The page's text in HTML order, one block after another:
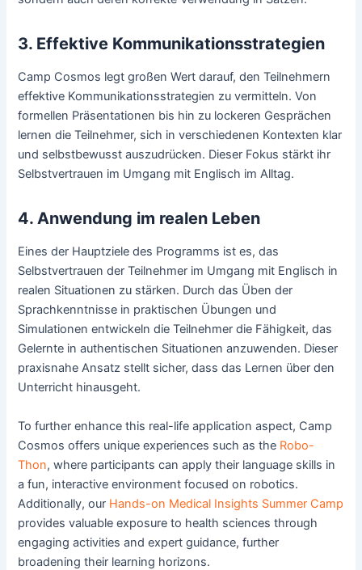
3. Effektive Kommunikationsstrategien
Camp Cosmos legt großen Wert darauf, den Teilnehmern
effektive Kommunikationsstrategien zu vermitteln. Von
formellen Präsentationen bis hin zu lockeren Gesprächen
lernen die Teilnehmer, sich in verschiedenen Kontexten klar
und selbstbewusst auszudrücken. Dieser Fokus stärkt ihr
Selbstvertrauen im Umgang mit Englisch im Alltag.
4. Anwendung im realen Leben
Eines der Hauptziele des Programms ist es, das
Selbstvertrauen der Teilnehmer im Umgang mit Englisch in
realen Situationen zu stärken. Durch das Üben der
Sprachkenntnisse in praktischen Übungen und
Simulationen entwickeln die Teilnehmer die Fähigkeit, das
Gelernte in authentischen Situationen anzuwenden. Dieser
praxisnahe Ansatz stellt sicher, dass das Lernen über den
Unterricht hinausgeht.
To further enhance this real-life application aspect, Camp
Cosmos offers unique experiences such as the Robo-
Thon, where participants can apply their language skills in
a fun, interactive environment focused on robotics.
Additionally, our Hands-on Medical Insights Summer Camp
provides valuable exposure to health sciences through
engaging activities and expert guidance, further
broadening their learning horizons.